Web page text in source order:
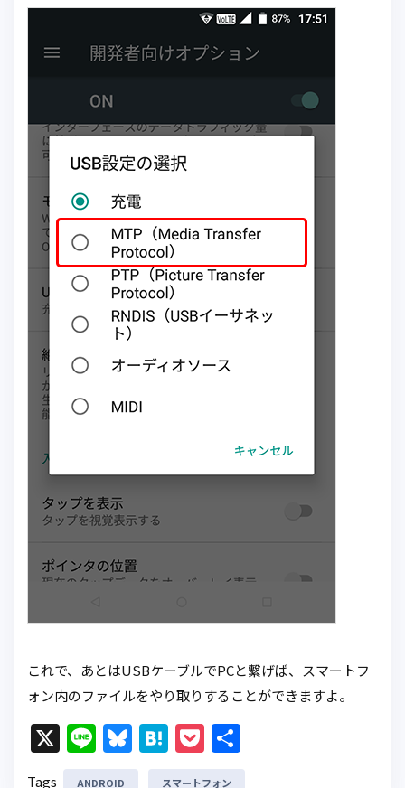
これで、あとはUSBケーブルでPCと繋げば、スマートフ
ォン内のファイルをやり取りすることができますよ。
X Li
n
Bl
u
H
at
P
o 有
Tags ANDROID スマートフォン